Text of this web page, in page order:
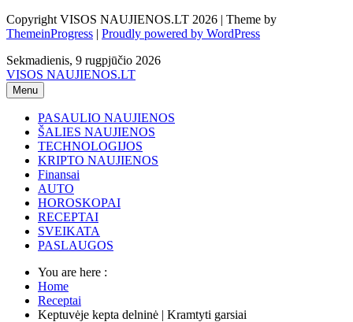
Copyright VISOS NAUJIENOS.LT 2026 | Theme by
ThemeinProgress | Proudly powered by WordPress
Sekmadienis, 9 rugpjūčio 2026
VISOS NAUJIENOS.LT
Menu
PASAULIO NAUJIENOS
ŠALIES NAUJIENOS
TECHNOLOGIJOS
KRIPTO NAUJIENOS
Finansai
AUTO
HOROSKOPAI
RECEPTAI
SVEIKATA
PASLAUGOS
You are here :
Home
Receptai
Keptuvėje kepta delninė | Kramtyti garsiai